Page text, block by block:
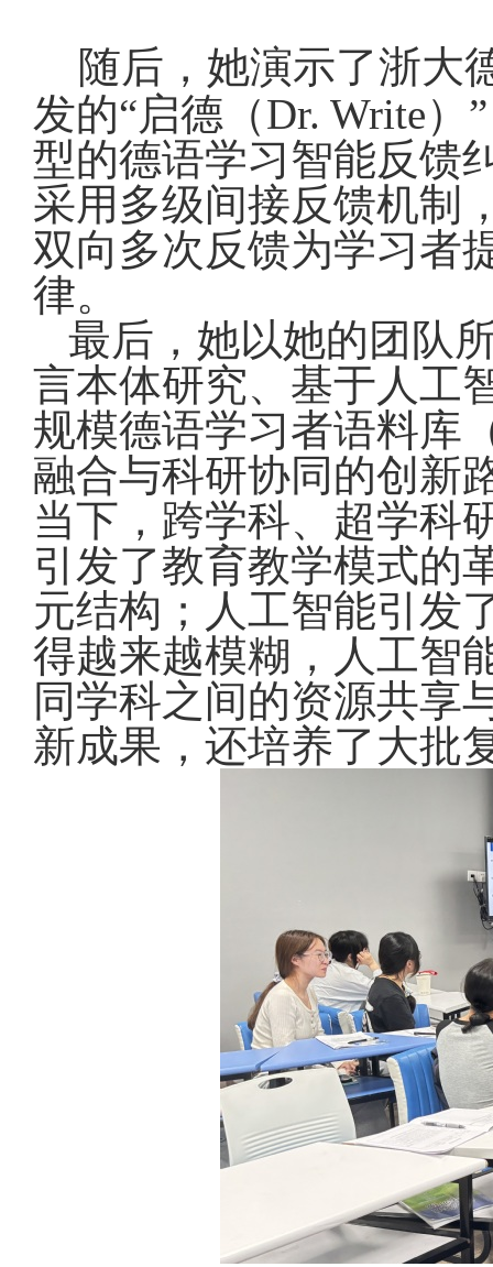
随后，她演示了浙大
发的“启德（Dr. Write）
型的德语学习智能反馈
采用多级间接反馈机制
双向多次反馈为学习者
律。
最后，她以她的团队
言本体研究、基于人工
规模德语学习者语料库
融合与科研协同的创新
当下，跨学科、超学科
引发了教育教学模式的
元结构；人工智能引发
得越来越模糊，人工智
同学科之间的资源共享
新成果，还培养了大批